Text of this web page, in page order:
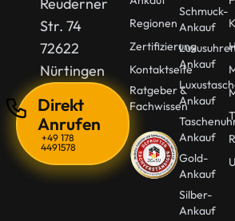
Reuderner
Str. 74
72622
Nürtingen
Direkt
Anrufen
+49 178
4491578
Regionen
Zertifizierung
Kontaktseite
Ratgeber &
Fachwissen
Schmuck-
Ankauf
Ankauf
Ankauf
Ankauf
Gold-
Ankauf
Silber-
Ankauf